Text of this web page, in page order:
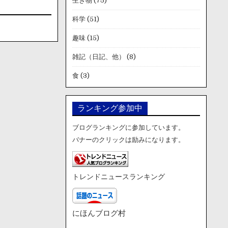
科学(51)
趣味(15)
雑記（日記、他） (8)
食 (3)
ランキング参加中
ブログランキングに参加しています。
バナーのクリックは励みになります。
トレンドニュースランキング
にほんブログ村